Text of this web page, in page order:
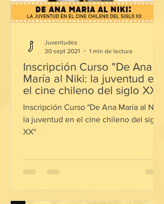
Inscripción Curso "De Ana
María al Niki: la juventud en
el cine chileno del siglo XX"
Inscripción Curso "De Ana María al Niki:
la juventud en el cine chileno del siglo
XX"
Juventudes
30 sept 2021
1 min de lectura